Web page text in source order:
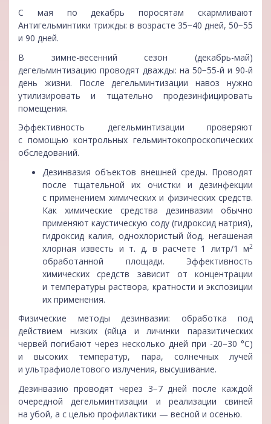
С мая по декабрь поросятам скармливают
Антигельминтики трижды: в возрасте 35−40 дней, 50−55
и 90 дней.
В зимне-весенний сезон (декабрь-май)
дегельминтизацию проводят дважды: на 50−55-й и 90-й
день жизни. После дегельминтизации навоз нужно
утилизировать и тщательно продезинфицировать
помещения.
Эффективность дегельминтизации проверяют
с помощью контрольных гельминтокопроскопических
обследований.
Дезинвазия объектов внешней среды. Проводят
после тщательной их очистки и дезинфекции
с применением химических и физических средств.
Как химические средства дезинвазии обычно
применяют каустическую соду (гидроксид натрия),
гидроксид калия, однохлористый йод, негашеная
хлорная известь и т. д. в расчете 1 литр/1 м2
обработанной площади. Эффективность
химических средств зависит от концентрации
и температуры раствора, кратности и экспозиции
их применения.
Физические методы дезинвазии: обработка под
действием низких (яйца и личинки паразитических
червей погибают через несколько дней при -20−30 °С)
и высоких температур, пара, солнечных лучей
и ультрафиолетового излучения, высушивание.
Дезинвазию проводят через 3−7 дней после каждой
очередной дегельминтизации и реализации свиней
на убой, а с целью профилактики — весной и осенью.